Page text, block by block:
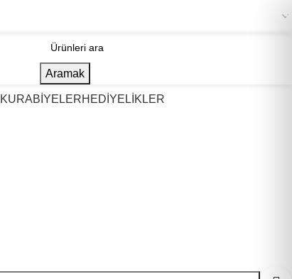
Aramak
KURABİYELERHEDİYELİKLER